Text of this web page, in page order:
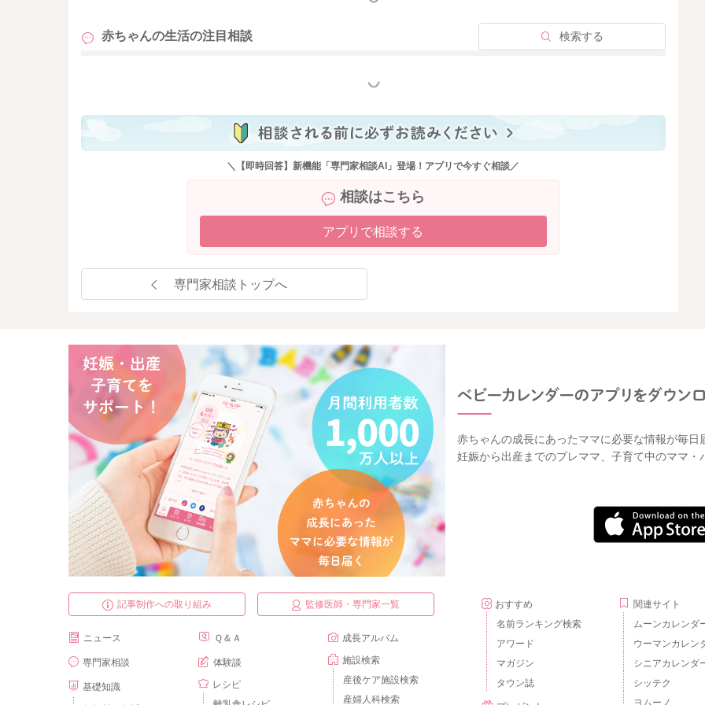
これから首すわりや周囲への興味が増えてくると、外の景色を見たり、散歩を楽しめる時間も少しずつ増
さくさんは赤ちゃんのためにと、相談してくださいましたね。今が週に１回のお出かけなのは、さくさん
います。赤ちゃんを見守る大人が安心して過ごせることも、赤ちゃんにとってとても大切ですので、どう
よろしくお願いします。
赤ちゃんの生活の注目相談 検索する
もっと見る
＼【即時回答】新機能「専門家相談AI」登場！アプリで今すぐ相談／
相談はこちら
アプリで相談する
専門家相談トップへ
赤ちゃんの成長にあったママに必要な情報が毎日
妊娠から出産までのプレママ、子育て中のママ
記事制作への取り組み 監修医師・専門家一覧
ニュース
専門家相談
基礎知識
Ｑ＆Ａ
体験談
レシピ
成長アルバム
施設検索
産後ケア施設検索
産婦人科検索
おすすめ
名前ランキング検索
アワード
マガジン
タウン誌
関連サイト
ムーンカレンダ
ウーマンカレン
シニアカレンダ
シッテク
ヨムーノ